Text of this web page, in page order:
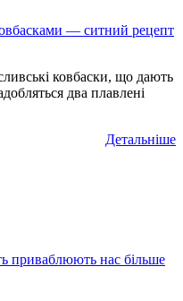
— ситний рецепт
ковбаски, що дають
два плавлені
Детальніше
приваблюють нас більше